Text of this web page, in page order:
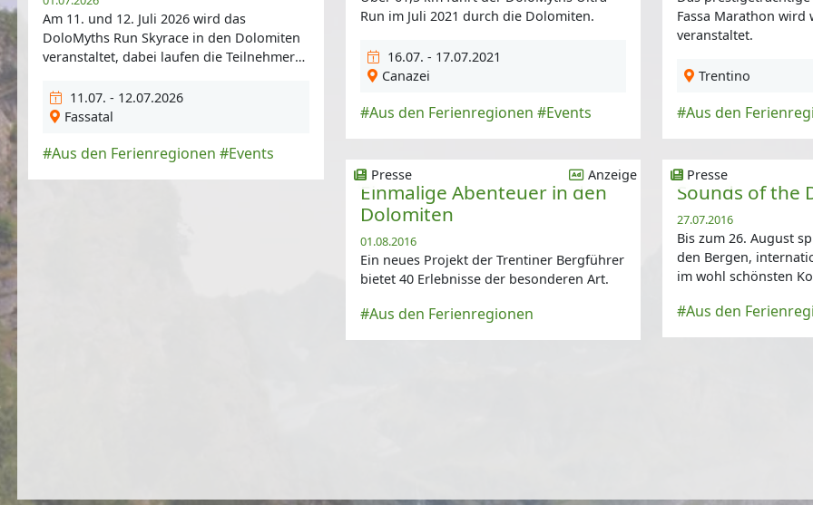
Am 11. und 12. Juli 2026 wird das
DoloMyths Run Skyrace in den Dolomiten
veranstaltet, dabei laufen die Teilnehmer
11.07. - 12.07.2026
Fassatal
#Aus den Ferienregionen #Events
Run im Juli 2021 durch die Dolomiten.
16.07. - 17.07.2021
Canazei
#Aus den Ferienregionen #Events
Fassa Marathon wird
veranstaltet.
Trentino
#Aus den
Presse Anzeige
Einmalige Abenteuer in den
Dolomiten
01.08.2016
Ein neues Projekt der Trentiner Bergführer
bietet 40 Erlebnisse der besonderen Art.
#Aus den Ferienregionen
Presse
Sounds of the
27.07.2016
Bis zum 26. August
den Bergen,
im wohl schönsten
#Aus den